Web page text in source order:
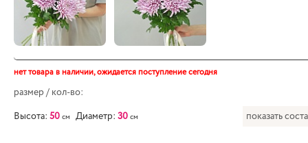
нет товара в наличии,ожидается поступление сегодня
размер / кол-во:
Высота: 50 см Диаметр: 30 см показать